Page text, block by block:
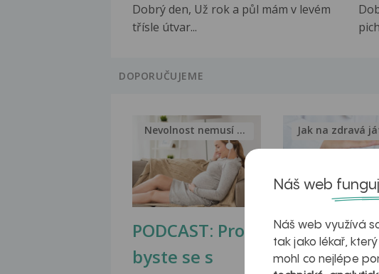
Dobrý den, Už rok a půl mám v levém
třísle útvar...
DOPORUČUJEME
PODCAST: Proč
byste se s
Nevolnost nemusí být nutnou...
jater v
Jak na zdravá
Náš web
Náš web využívá
tak jako lékař,
mohl co nejlépe